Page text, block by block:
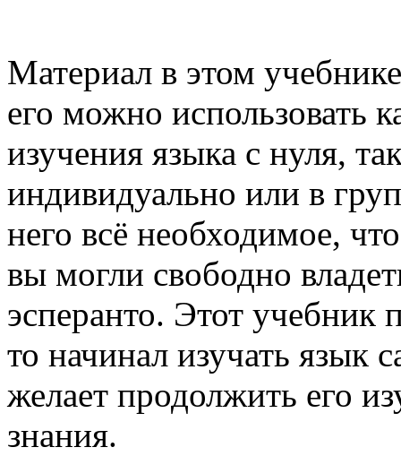
Материал в этом
его можно использовать
изучения языка с нуля,
индивидуально или в
него всё необходимое,
вы могли свободно
эсперанто. Этот учебник
то начинал изучать язык
желает продолжить его
знания.